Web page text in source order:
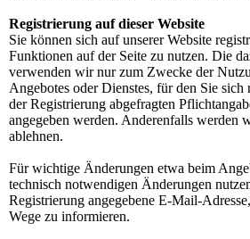
Registrierung auf dieser Website
Sie können sich auf unserer Website
Funktionen auf der Seite zu nutzen. Die
verwenden wir nur zum Zwecke der
Angebotes oder Dienstes, für den Sie sich
der Registrierung abgefragten
angegeben werden. Anderenfalls werden
ablehnen.
Für wichtige Änderungen etwa beim
technisch notwendigen Änderungen
Registrierung angegebene E-Mail-
Wege zu informieren.